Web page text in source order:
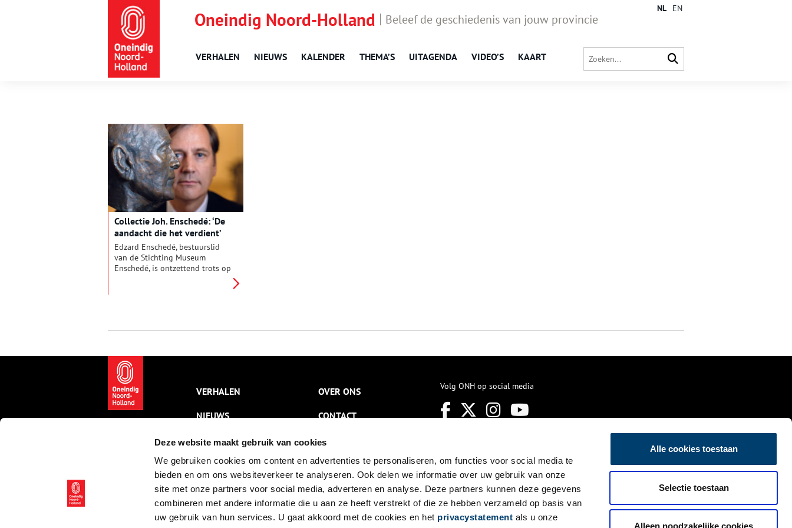
Deze website maakt gebruik van cookies
We gebruiken cookies om content en advertenties te personaliseren, om functies voor social media te
bieden en om ons websiteverkeer te analyseren. Ook delen we informatie over uw gebruik van onze
site met onze partners voor social media, adverteren en analyse. Deze partners kunnen deze gegevens
combineren met andere informatie die u aan ze heeft verstrekt of die ze hebben verzameld op basis van
uw gebruik van hun services. U gaat akkoord met de cookies en het privacystatement als u onze
Alle cookies toestaan
Selectie toestaan
Alleen noodzakelijke cookies
Oneindig Noord-Holland Beleef de geschiedenis van jouw provincie
VERHALEN NIEUWS KALENDER THEMA’S UITAGENDA VIDEO’S KAART
NL EN
Collectie Joh. Enschedé: ‘De
aandacht die het verdient’
Edzard Enschedé, bestuurslid
van de Stichting Museum
Enschedé, is ontzettend trots op
waarmee hij zich persoonlijk
VERHALEN
NIEUWS
KALENDER
THEMA’S
ACTIVITEITEN
VIDEO’S
OVER ONS
CONTACT
NIEUWSBRIEF
DISCLAIMER
PRIVACY
TOEGANKELIJKHEID
Volg ONH op social media